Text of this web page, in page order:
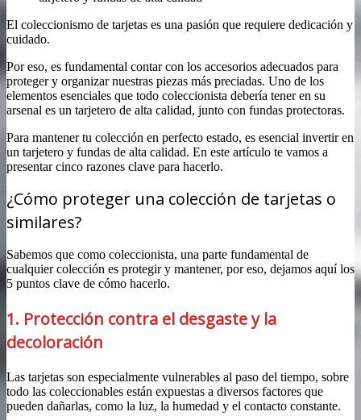
El coleccionismo de tarjetas es una pasión que requiere dedicación y
cuidado.
Por eso, es fundamental contar con los accesorios adecuados para
proteger y organizar nuestras piezas más preciadas. Uno de los
elementos esenciales que todo coleccionista debería tener en su
arsenal es un tarjetero de alta calidad, junto con fundas protectoras.
Para mantener tu colección en perfecto estado, es esencial invertir en
un tarjetero y fundas de alta calidad. En este artículo te vamos a
presentar cinco razones clave para hacerlo.
¿Cómo proteger una colección de tarjetas o
similares?
Sabemos que como coleccionista, una parte fundamental de
cualquier colección es protegir y mantener, por eso, dejamos aquí los
5 puntos clave de cómo hacerlo.
1. Protección contra el desgaste y la
decoloración
Las tarjetas son especialmente vulnerables al paso del tiempo, sobre
todo las coleccionables están expuestas a diversos factores que
pueden dañarlas, como la luz, la humedad y el contacto constante.